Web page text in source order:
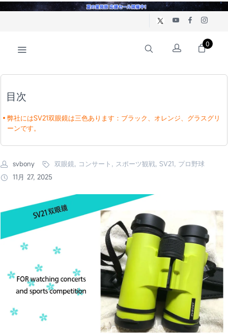
0
目次
弊社にはSV21双眼鏡は三色あります：ブラック、オレンジ、グラスグリ
ーンです。
svbony
双眼鏡, コンサート, スポーツ観戦, SV21, プロ野球
11月 27, 2025